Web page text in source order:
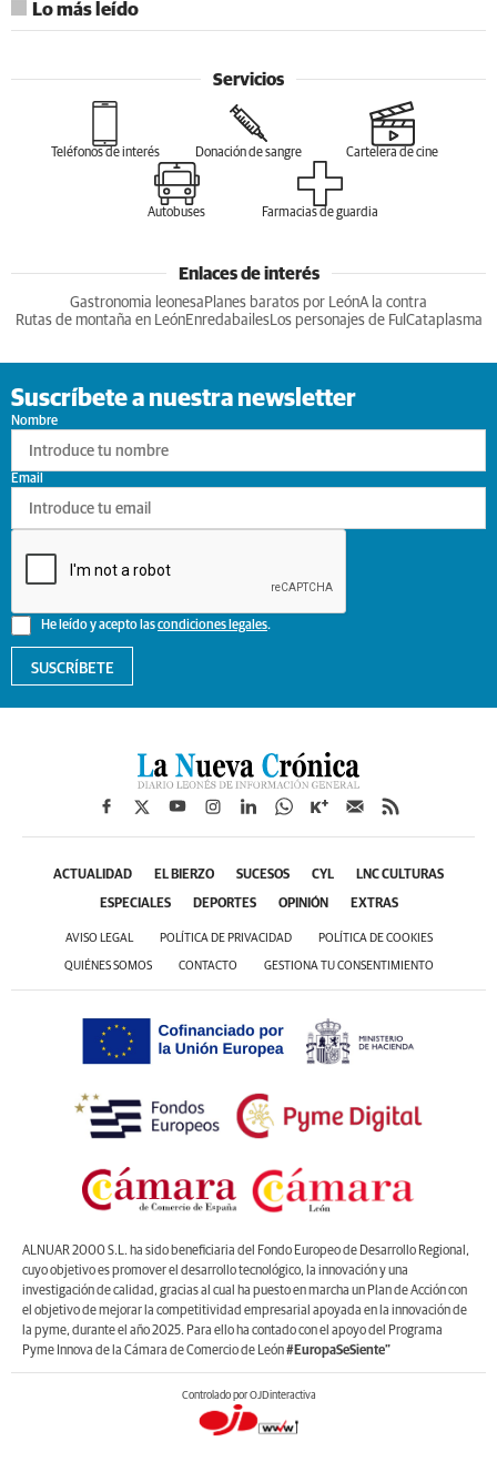
Lo más leído
Servicios
Teléfonos de interés Donación de sangre Cartelera de cine
Autobuses Farmacias de guardia
Enlaces de interés
Gastronomia leonesa Planes baratos por LeónA la contra
Rutas de montaña en LeónEnredabailesLos personajes de Ful Cataplasma
Suscríbete a nuestra newsletter
Nombre
He leído y acepto lascondiciones legales.
Email
SUSCRÍBETE
ACTUALIDAD EL BIERZO SUCESOS CYL LNC CULTURAS
ESPECIALES DEPORTES OPINIÓN EXTRAS
AVISO LEGAL POLÍTICA DE PRIVACIDAD POLÍTICA DE COOKIES
QUIÉNES SOMOS CONTACTO GESTIONA TU CONSENTIMIENTO
ALNUAR 2000 S.L. ha sido beneficiaria del Fondo Europeo de Desarrollo Regional,
cuyo objetivo es promover el desarrollo tecnológico, la innovación y una
investigación de calidad, gracias al cual ha puesto en marcha un Plan de Acción con
el objetivo de mejorar la competitividad empresarial apoyada en la innovación de
la pyme, durante el año 2025. Para ello ha contado con el apoyo del Programa
Pyme Innova de la Cámara de Comercio de León#EuropaSeSiente”
Controlado por OJDinteractiva